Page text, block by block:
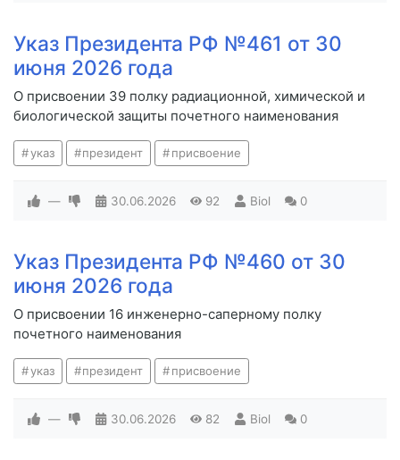
Указ Президента РФ №461 от 30
июня 2026 года
О присвоении 39 полку радиационной, химической и
биологической защиты почетного наименования
указ президент присвоение
— 30.06.2026 92 Biol 0
Указ Президента РФ №460 от 30
июня 2026 года
О присвоении 16 инженерно-саперному полку
почетного наименования
указ президент присвоение
— 30.06.2026 82 Biol 0